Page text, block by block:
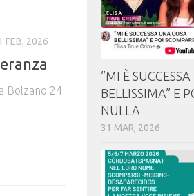
FEB, 2026
Bolzano 24
⁠⁠”MI È
BELLISSIMA” E
NULLA
31 MAR, 2026